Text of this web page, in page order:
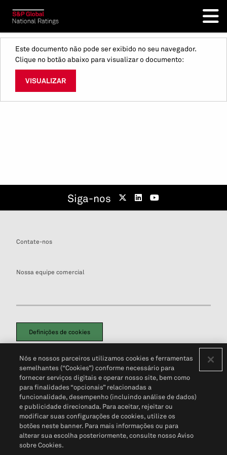
Este documento não pode ser exibido no seu navegador.
Clique no botão abaixo para visualizar o documento:
VISUALIZAR
Siga-nos
Contate-nos
Nossa equipe comercial
Definições de cookies
Política de PrivacidadePortal de privacidade do cliente (em inglês)
Não Venda Minhas Informações Pessoais© 2026 S&P Global
Nós e nossos parceiros utilizamos cookies e ferramentas
semelhantes (“Cookies”) conforme necessário para
fornecer serviços digitais e operar nosso site, bem como
para finalidades “opcionais” relacionadas a
funcionalidade, desempenho (incluindo análise de dados)
e publicidade direcionada. Para aceitar, rejeitar ou
modificar suas configurações de cookies, utilize os
botões neste banner. Para mais informações ou para
alterar sua escolha posteriormente, consulte nosso Aviso
sobre Cookies.